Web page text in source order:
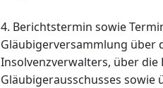
4. Berichtstermin sowie
Gläubigerversammlung über
Insolvenzverwalters, über die
Gläubigerausschusses sowie